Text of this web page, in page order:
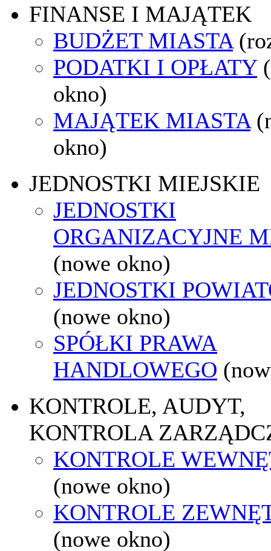
FINANSE I MAJĄTEK
BUDŻET MIASTA
PODATKI I OPŁATY
okno)
MAJĄTEK MIASTA
okno)
JEDNOSTKI MIEJSKIE
JEDNOSTKI
ORGANIZACYJNE
(nowe okno)
JEDNOSTKI
(nowe okno)
SPÓŁKI PRAWA
HANDLOWEGO
KONTROLE, AUDYT,
KONTROLA
KONTROLE
(nowe okno)
KONTROLE
(nowe okno)